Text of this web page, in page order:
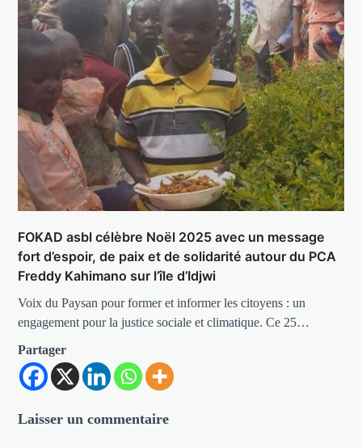
FOKAD asbl célèbre Noël 2025 avec un message
fort d’espoir, de paix et de solidarité autour du PCA
Freddy Kahimano sur l’île d’Idjwi
Voix du Paysan pour former et informer les citoyens : un
engagement pour la justice sociale et climatique. Ce 25…
Partager
Laisser un commentaire